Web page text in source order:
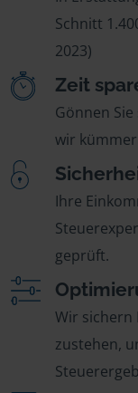
Schnitt
2023)
Zeit
Gönnen
wir
Ihre
geprüft.
Wir sichern
zustehen,